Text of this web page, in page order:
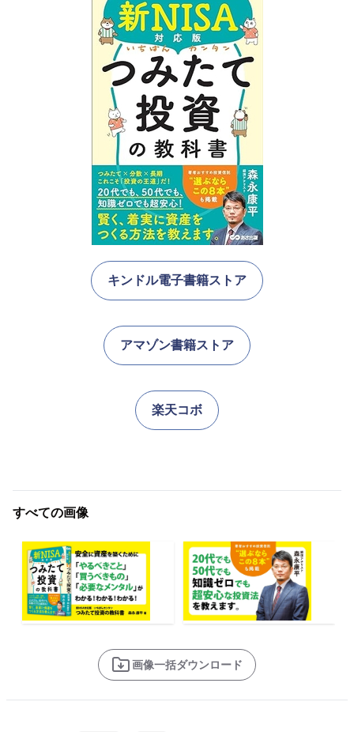
キンドル電子書籍ストア
アマゾン書籍ストア
楽天コボ
すべての画像
画像一括ダウンロード